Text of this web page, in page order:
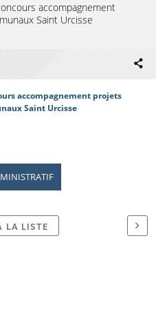
accompagnement
Saint Urcisse
accompagnement projets
Saint Urcisse
LA LISTE